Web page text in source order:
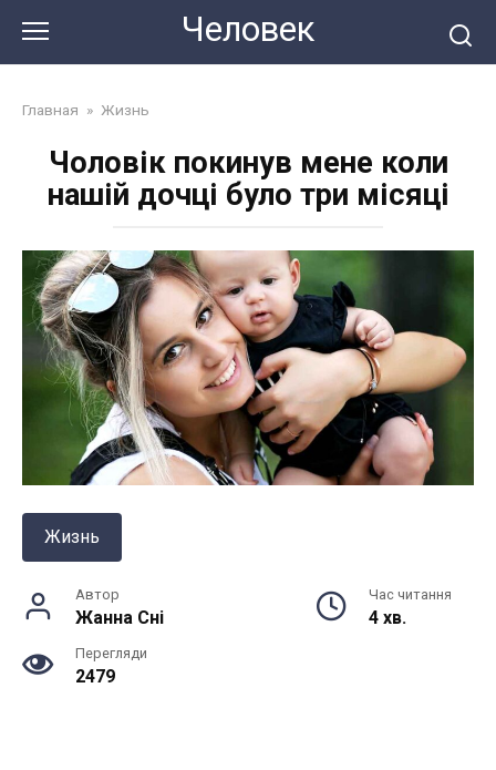
змісту
Человек
Главная » Жизнь
Чоловік покинув мене коли
нашій дочці було три місяці
Жизнь
Автор
Жанна Снi
Час читання
4 хв.
Перегляди
2479